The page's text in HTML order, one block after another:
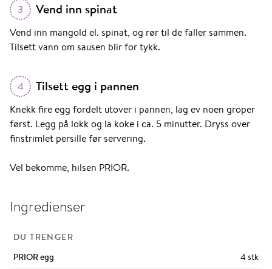
3 Vend inn spinat
Vend inn mangold el. spinat, og rør til de faller sammen.
Tilsett vann om sausen blir for tykk.
4 Tilsett egg i pannen
Knekk fire egg fordelt utover i pannen, lag ev noen groper
først. Legg på lokk og la koke i ca. 5 minutter. Dryss over
finstrimlet persille før servering.
Vel bekomme, hilsen PRIOR.
Ingredienser
DU TRENGER
PRIOR egg
4 stk